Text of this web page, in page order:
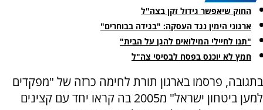
החוק שיאפשר גידול זקן בצה"ל
ארגוני הימין נגד העסקה: "בגידה בבוחרים"
"תנו לחיילי המילואים להגן על הבית"
חמץ לא יוכנס בפסח לבסיסי צה"ל
בתגובה, פרסמו בארגון תורת לחימה כרזה של "מפקדים
למען ביטחון ישראל" מ2005 בה קראו יחד עם קצינים